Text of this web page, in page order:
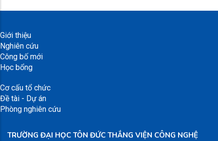
Giới thiệu
Nghiên cứu
Công bố mới
Học bổng
Cơ cấu tổ chức
Đề tài - Dự án
Phòng nghiên cứu
TRƯỜNG ĐẠI HỌC TÔN ĐỨC THẮNG VIỆN CÔNG NGHỆ